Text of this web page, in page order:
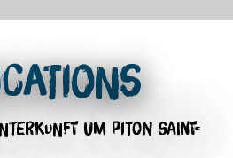
UM PITON SAINT-